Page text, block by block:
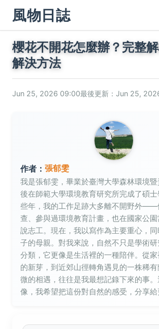
風物日誌
櫻花不開花怎麼辦？完整
解決方法
Jun 25, 2026 09:00最後更新：Jun 25,
作者： 張郁雯
我是張郁雯，畢業於臺灣大學森林環境
後在師範大學環境教育研究所完成了碩
些年，我的工作足跡大多離不開野外——
查、參與過環境教育計畫，也在國家公
說志工。現在，我以寫作為主要重心，
子的母親。對我來說，自然不只是學術
分類，它更像是生活裡的一種陪伴。從
的新芽，到近郊山徑轉角遇見的一株稀
微的相遇，往往是我最想記錄下來的事
像，我希望把這份對自然的感受，分享給